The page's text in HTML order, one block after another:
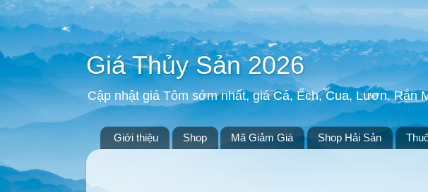
Giá Thủy Sản 2026
Cập nhật giá Tôm sớm nhất, giá Cá, Ếch, Cua, Lươn, Rắn
Giới thiệu Shop Mã Giảm Giá Shop Hải Sản